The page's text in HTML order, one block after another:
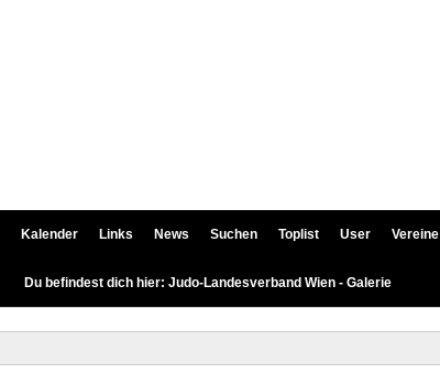
Kalender Links News Suchen Toplist User Vereine
Du befindest dich hier: Judo-Landesverband Wien - Galerie